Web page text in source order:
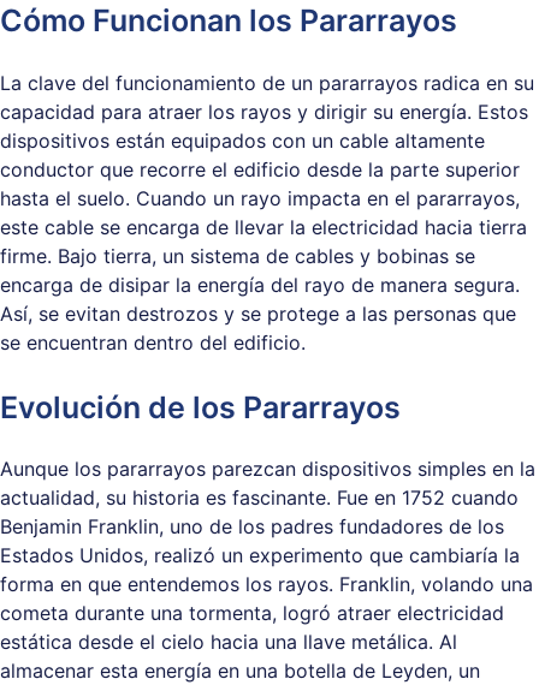
Cómo Funcionan los Pararrayos
La clave del funcionamiento de un pararrayos radica en su
capacidad para atraer los rayos y dirigir su energía. Estos
dispositivos están equipados con un cable altamente
conductor que recorre el edificio desde la parte superior
hasta el suelo. Cuando un rayo impacta en el pararrayos,
este cable se encarga de llevar la electricidad hacia tierra
firme. Bajo tierra, un sistema de cables y bobinas se
encarga de disipar la energía del rayo de manera segura.
Así, se evitan destrozos y se protege a las personas que
se encuentran dentro del edificio.
Evolución de los Pararrayos
Aunque los pararrayos parezcan dispositivos simples en la
actualidad, su historia es fascinante. Fue en 1752 cuando
Benjamin Franklin, uno de los padres fundadores de los
Estados Unidos, realizó un experimento que cambiaría la
forma en que entendemos los rayos. Franklin, volando una
cometa durante una tormenta, logró atraer electricidad
estática desde el cielo hacia una llave metálica. Al
almacenar esta energía en una botella de Leyden, un